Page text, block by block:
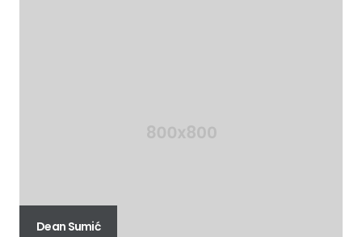
Dean Sumić